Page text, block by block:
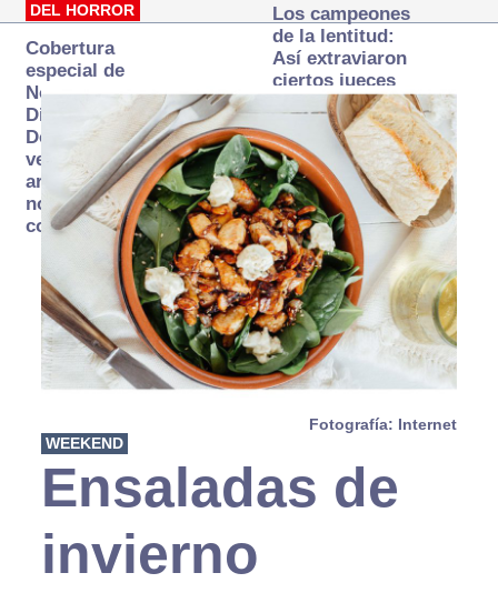
DEL HORROR
Cobertura
especial de
Norte
Digital:
Donde la
verdad
arde… pero
no se
consume
Los campeones
de la lentitud:
Así extraviaron
ciertos jueces
la justicia
expedita
Fotografía: Internet
WEEKEND
Ensaladas de
invierno